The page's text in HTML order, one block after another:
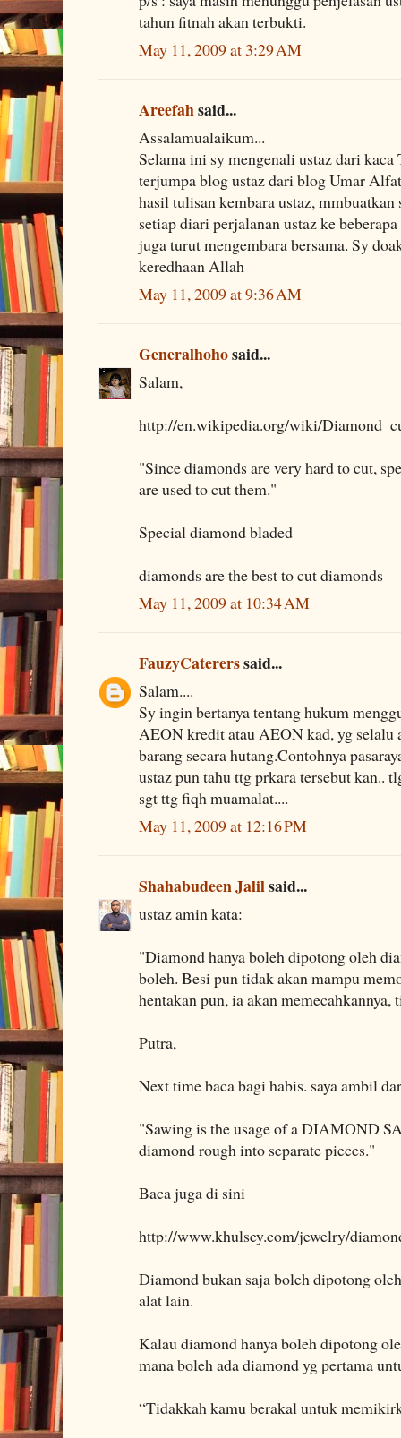
tahun fitnah akan terbukti.
May 11, 2009 at 3:29 AM
Areefahsaid...
Assalamualaikum...
Selama ini sy mengenali ustaz dari kaca
terjumpa blog ustaz dari blog Umar
hasil tulisan kembara ustaz, mmbuatkan
setiap diari perjalanan ustaz ke
juga turut mengembara bersama. Sy
keredhaan Allah
May 11, 2009 at 9:36 AM
Generalhohosaid...
Salam,
http://en.wikipedia.org/wiki/
"Since diamonds are very hard to cut,
are used to cut them."
Special diamond bladed
diamonds are the best to cut diamonds
May 11, 2009 at 10:34 AM
FauzyCatererssaid...
Salam....
Sy ingin bertanya tentang hukum
AEON kredit atau AEON kad, yg selalu
barang secara hutang.Contohnya
ustaz pun tahu ttg prkara tersebut kan..
sgt ttg fiqh muamalat....
May 11, 2009 at 12:16 PM
Shahabudeen Jalilsaid...
ustaz amin kata:
"Diamond hanya boleh dipotong oleh
boleh. Besi pun tidak akan mampu
hentakan pun, ia akan memecahkannya,
Putra,
Next time baca bagi habis. saya ambil
"Sawing is the usage of a DIAMOND
diamond rough into separate pieces."
Baca juga di sini
http://www.khulsey.com/jewelry/
Diamond bukan saja boleh dipotong
alat lain.
Kalau diamond hanya boleh dipotong
mana boleh ada diamond yg pertama
“Tidakkah kamu berakal untuk